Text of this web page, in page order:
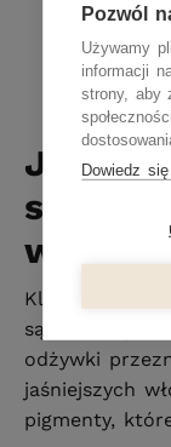
strukturę
stosować
przed
Jakie
się w
Kluczowe w
są kosmetyki
odżywki
jaśniejszych
pigmenty,
Pozwól
Używamy
informacji
strony, aby
Dowiedz